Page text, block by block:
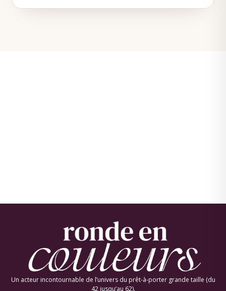
Un acteur incontournable de l’univers du prêt-à-porter grande taille (du
42 jusqu’au 62).